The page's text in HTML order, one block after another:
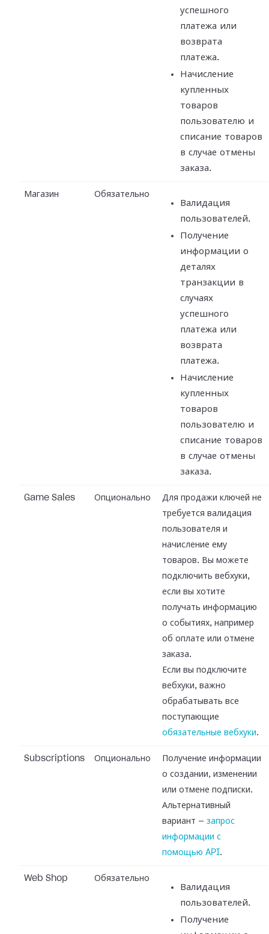
успешного
платежа или
возврата
платежа.
Начисление
купленных
товаров
пользователю и
списание товаров
в случае отмены
заказа.
Магазин Обязательно
Валидация
пользователей.
Получение
информации о
деталях
транзакции в
случаях
успешного
платежа или
возврата
платежа.
Начисление
купленных
товаров
пользователю и
списание товаров
в случае отмены
заказа.
Game Sales Опционально
Для продажи ключей не
требуется валидация
пользователя и
начисление ему
товаров. Вы можете
подключить вебхуки,
если вы хотите
получать информацию
о событиях, например
об оплате или отмене
заказа.
Если вы подключите
вебхуки, важно
обрабатывать все
поступающие
обязательные вебхуки.
Subscriptions Опционально
Получение информации
о создании, изменении
или отмене подписки.
Альтернативный
вариант — запрос
информации с
помощью API.
Web Shop Обязательно
Валидация
пользователей.
Получение